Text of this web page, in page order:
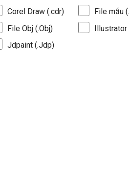
Corel Draw (.cdr)
File mẫu
File Obj (.Obj)
Illustrator
Jdpaint (.Jdp)